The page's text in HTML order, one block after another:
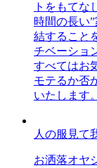
トをもてな
時間の長い
結すること
チベーショ
すべてはお
モテるか否
いたします。
人の服見て
お洒落オヤ